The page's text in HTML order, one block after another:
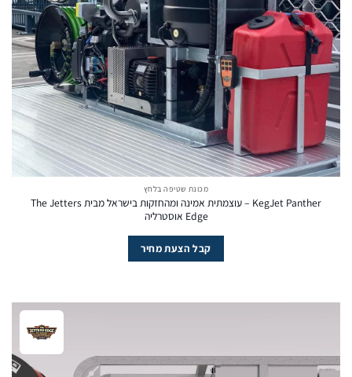
מכונת שטיפה בלחץ
KegJet Panther – עוצמתית אמינה ומהחזקות בישראל מבית The Jetters
Edge אוסטרליה
קבל הצעת מחיר